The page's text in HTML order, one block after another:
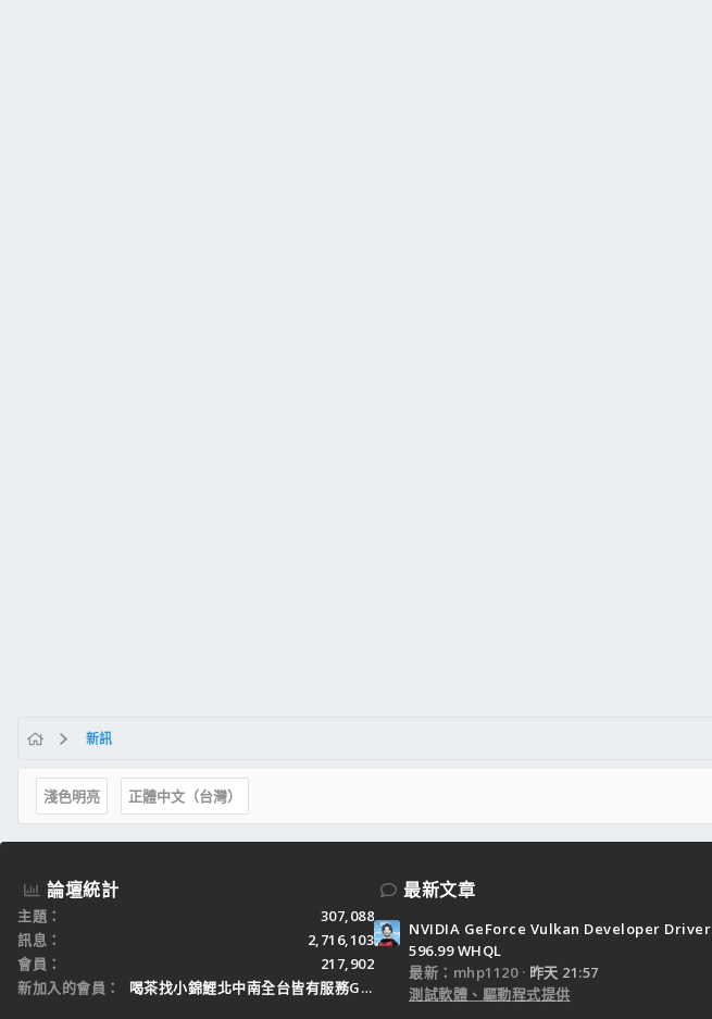
新訊
淺色明亮 正體中文（台灣）
論壇統計
主題
307,088
訊息
2,716,103
會員
217,902
新加入的會員
喝茶找小錦鯉北中南全台皆有服務Gleezy：tw3
最新文章
NVIDIA GeForce Vulkan Developer Driver
596.99 WHQL
最新：mhp1120
昨天 21:57
測試軟體、驅動程式提供